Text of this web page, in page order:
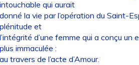
qui aurait
la vie par l’opération du Saint-
et
d’une femme qui a conçu un
immaculée :
travers de l’acte d’Amour.